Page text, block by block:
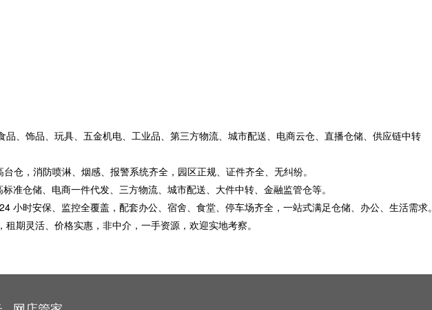
、饰品、玩具、五金机电、工业品、第三方物流、城市配送、电商云仓、直播仓储、供应链中转
仓，消防喷淋、烟感、报警系统齐全，园区正规、证件齐全、无纠纷。
准仓储、电商一件代发、三方物流、城市配送、大件中转、金融监管仓等。
小时安保、监控全覆盖，配套办公、宿舍、食堂、停车场齐全，一站式满足仓储、办公、生活需求。
期灵活、价格实惠，非中介，一手资源，欢迎实地考察。